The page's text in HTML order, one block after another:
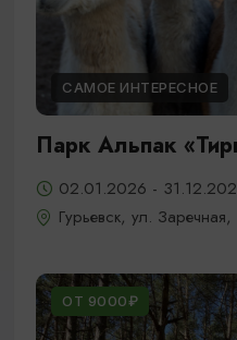
САМОЕ ИНТЕРЕСНОЕ
Парк Альпак
02.01.2026 -
Гурьевск, ул.
ОТ 9000₽